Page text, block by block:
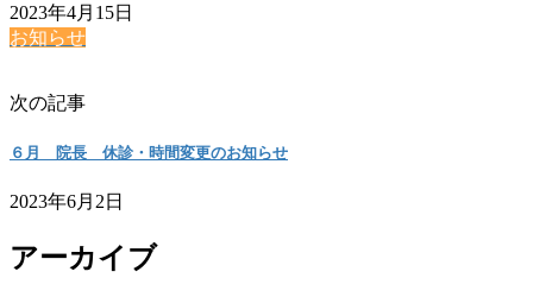
2023年4月15日
お知らせ
次の記事
６月 院長 休診・時間変更のお知らせ
2023年6月2日
アーカイブ